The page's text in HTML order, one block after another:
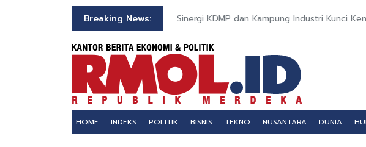
Breaking News: Sinergi KDMP dan Kampung Industri Kunci
HOME INDEKS POLITIK BISNIS TEKNO NUSANTARA DUNIA